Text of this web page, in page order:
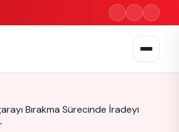
Bırakma Sürecinde İradeyi